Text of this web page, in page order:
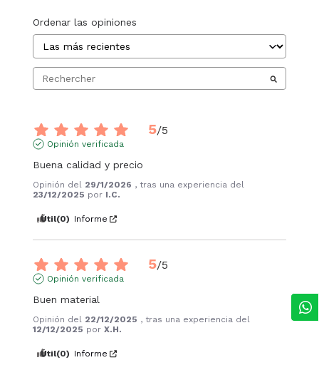
Ordenar las opiniones
5/5
Opinión verificada
Buena calidad y precio
Opinión del 29/1/2026 , tras una experiencia del
23/12/2025 por I.C.
Útil(0) Informe
5/5
Opinión verificada
Buen material
Opinión del 22/12/2025 , tras una experiencia del
12/12/2025 por X.H.
Útil(0) Informe